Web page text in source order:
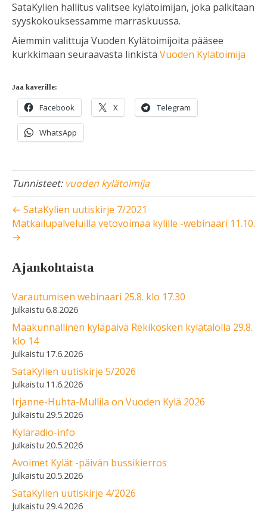
SataKylien hallitus valitsee kylätoimijan, joka palkitaan
syyskokouksessamme marraskuussa.
Aiemmin valittuja Vuoden Kylätoimijoita pääsee
kurkkimaan seuraavasta linkistä Vuoden Kylätoimija
Jaa kaverille:
Facebook X Telegram
WhatsApp
Tunnisteet: vuoden kylätoimija
← SataKylien uutiskirje 7/2021
Matkailupalveluilla vetovoimaa kylille -webinaari 11.10.
→
Ajankohtaista
Varautumisen webinaari 25.8. klo 17.30
6.8.2026
Maakunnallinen kyläpäivä Rekikosken kylätalolla 29.8.
klo 14
17.6.2026
SataKylien uutiskirje 5/2026
11.6.2026
Irjanne-Huhta-Mullila on Vuoden Kylä 2026
29.5.2026
Kyläradio-info
20.5.2026
Avoimet Kylät -päivän bussikierros
20.5.2026
SataKylien uutiskirje 4/2026
29.4.2026